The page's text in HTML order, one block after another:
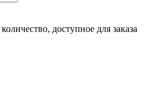
доступное для заказа